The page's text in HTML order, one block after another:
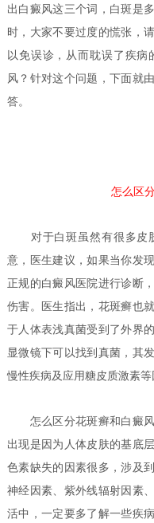
出白癜风这三个词，白斑是
时，大家不要过度的慌张，
以免误诊，从而耽误了疾
风？针对这个问题，下面就由
答。
怎么区
对于白斑虽然有很多皮
意，医生建议，如果当你发
正规的白癜风医院进行诊断
伤害。医生指出，花斑癣也
于人体表浅真菌受到了外界
显微镜下可以找到真菌，其
慢性疾病及应用糖皮质激素等
怎么区分花斑癣和白癜
出现是因为人体皮肤的基底
色素缺失的因素很多，涉及
神经因素、紫外线辐射因素
活中，一定要多了解一些疾